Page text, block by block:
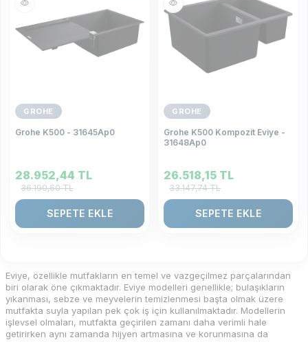
GROHE
Grohe K500 - 31645Ap0
28.952,44 TL
36.190,60TL
SEPETE EKLE
GROHE
Grohe K500 Kompozit Eviye -
31648Ap0
26.518,15 TL
33.147,74TL
SEPETE EKLE
Eviye, özellikle mutfakların en temel ve vazgeçilmez parçalarından
biri olarak öne çıkmaktadır. Eviye modelleri genellikle; bulaşıkların
yıkanması, sebze ve meyvelerin temizlenmesi başta olmak üzere
mutfakta suyla yapılan pek çok iş için kullanılmaktadır. Modellerin
işlevsel olmaları, mutfakta geçirilen zamanı daha verimli hale
getirirken aynı zamanda hijyen artmasına ve korunmasına da